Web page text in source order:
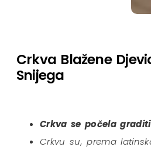
Crkva Blažene
Snijega
Crkva se počela
Crkvu su, prema